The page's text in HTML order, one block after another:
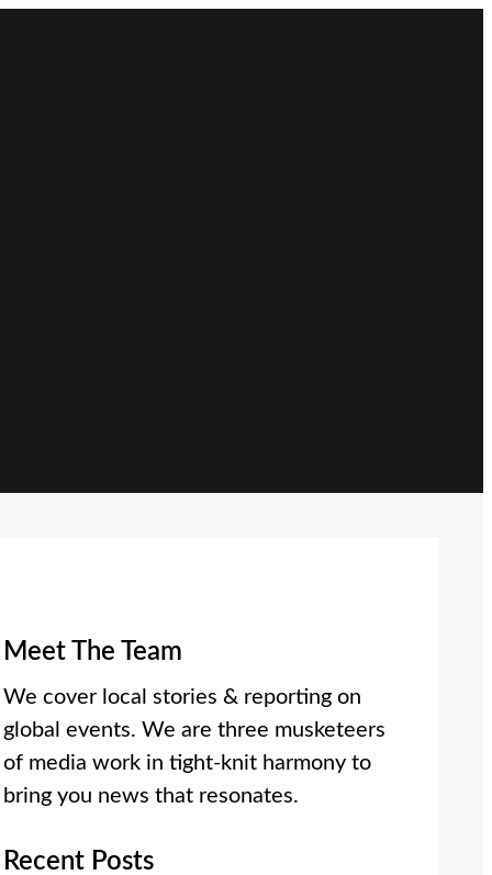
Meet The Team
We cover local stories & reporting on
global events. We are three musketeers
of media work in tight-knit harmony to
bring you news that resonates.
Recent Posts